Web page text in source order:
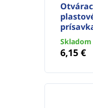
Skladom
6,15 €